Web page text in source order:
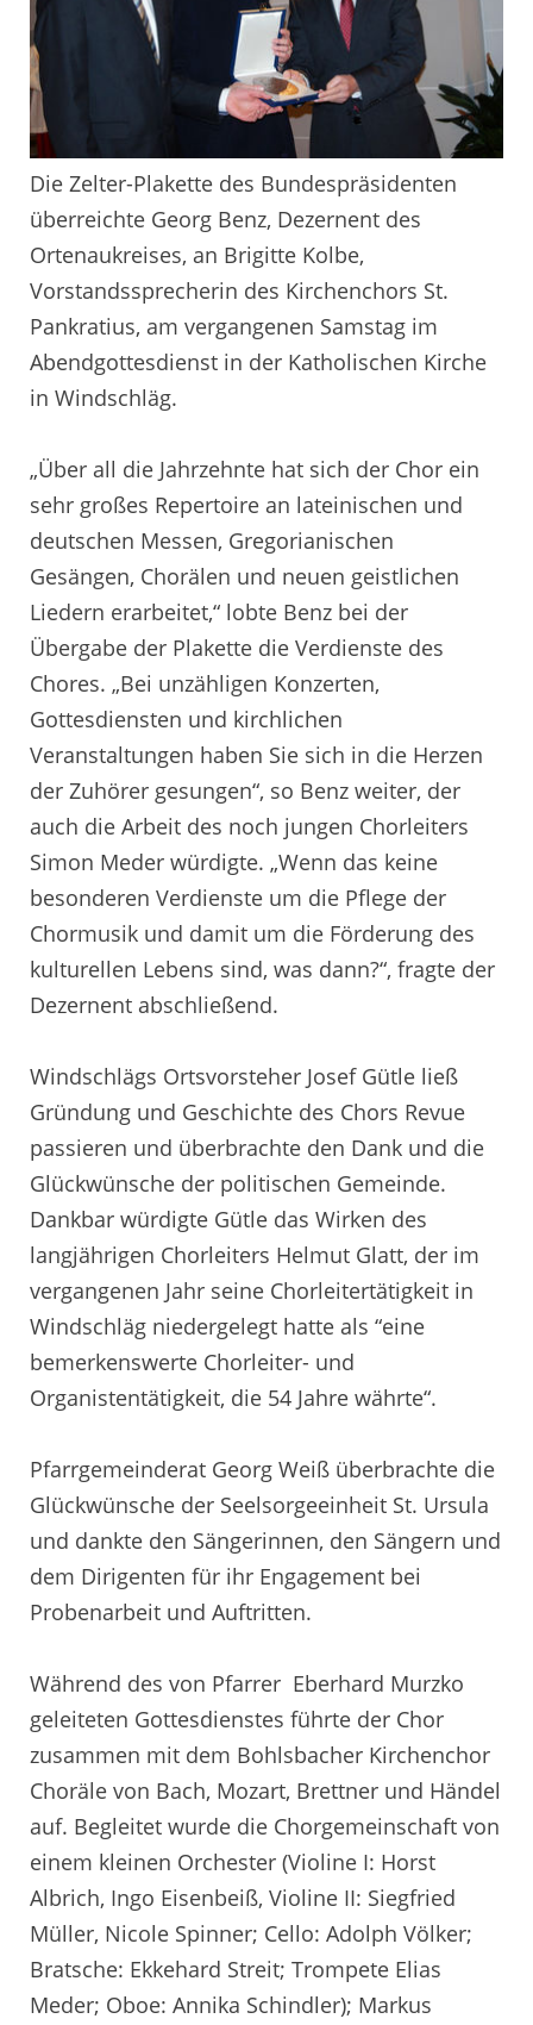
Die Zelter-Plakette des Bundespräsidenten
überreichte Georg Benz, Dezernent des
Ortenaukreises, an Brigitte Kolbe,
Vorstandssprecherin des Kirchenchors St.
Pankratius, am vergangenen Samstag im
Abendgottesdienst in der Katholischen Kirche
in Windschläg.
„Über all die Jahrzehnte hat sich der Chor ein
sehr großes Repertoire an lateinischen und
deutschen Messen, Gregorianischen
Gesängen, Chorälen und neuen geistlichen
Liedern erarbeitet,“ lobte Benz bei der
Übergabe der Plakette die Verdienste des
Chores. „Bei unzähligen Konzerten,
Gottesdiensten und kirchlichen
Veranstaltungen haben Sie sich in die Herzen
der Zuhörer gesungen“, so Benz weiter, der
auch die Arbeit des noch jungen Chorleiters
Simon Meder würdigte. „Wenn das keine
besonderen Verdienste um die Pflege der
Chormusik und damit um die Förderung des
kulturellen Lebens sind, was dann?“, fragte der
Dezernent abschließend.
Windschlägs Ortsvorsteher Josef Gütle ließ
Gründung und Geschichte des Chors Revue
passieren und überbrachte den Dank und die
Glückwünsche der politischen Gemeinde.
Dankbar würdigte Gütle das Wirken des
langjährigen Chorleiters Helmut Glatt, der im
vergangenen Jahr seine Chorleitertätigkeit in
Windschläg niedergelegt hatte als “eine
bemerkenswerte Chorleiter- und
Organistentätigkeit, die 54 Jahre währte“.
Pfarrgemeinderat Georg Weiß überbrachte die
Glückwünsche der Seelsorgeeinheit St. Ursula
und dankte den Sängerinnen, den Sängern und
dem Dirigenten für ihr Engagement bei
Probenarbeit und Auftritten.
Während des von Pfarrer Eberhard Murzko
geleiteten Gottesdienstes führte der Chor
zusammen mit dem Bohlsbacher Kirchenchor
Choräle von Bach, Mozart, Brettner und Händel
auf. Begleitet wurde die Chorgemeinschaft von
einem kleinen Orchester (Violine I: Horst
Albrich, Ingo Eisenbeiß, Violine II: Siegfried
Müller, Nicole Spinner; Cello: Adolph Völker;
Bratsche: Ekkehard Streit; Trompete Elias
Meder; Oboe: Annika Schindler); Markus